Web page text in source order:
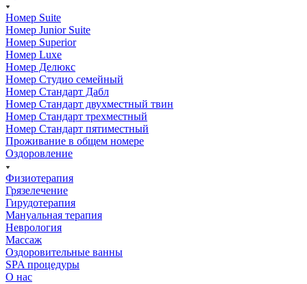
Номер Suite
Номер Junior Suite
Номер Superior
Номер Luxe
Номер Делюкс
Номер Студио семейный
Номер Стандарт Дабл
Номер Стандарт двухместный твин
Номер Стандарт трехместный
Номер Стандарт пятиместный
Проживание в общем номере
Оздоровление
Физиотерапия
Грязелечение
Гирудотерапия
Мануальная терапия
Неврология
Массаж
Оздоровительные ванны
SPA процедуры
О нас